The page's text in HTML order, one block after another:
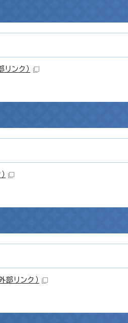
リンク）
部リンク）